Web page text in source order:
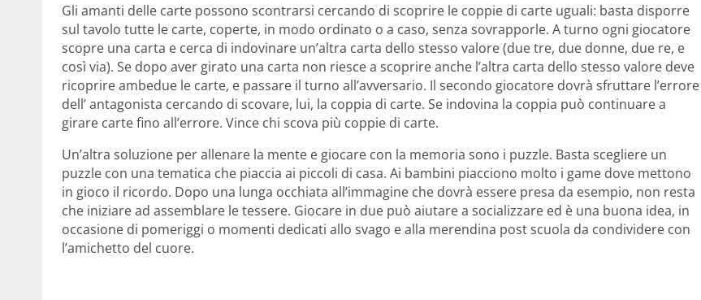
Gli amanti delle carte possono scontrarsi cercando di scoprire le coppie di carte uguali: basta disporre
sul tavolo tutte le carte, coperte, in modo ordinato o a caso, senza sovrapporle. A turno ogni giocatore
scopre una carta e cerca di indovinare un’altra carta dello stesso valore (due tre, due donne, due re, e
così via). Se dopo aver girato una carta non riesce a scoprire anche l’altra carta dello stesso valore deve
ricoprire ambedue le carte, e passare il turno all’avversario. Il secondo giocatore dovrà sfruttare l’errore
dell’ antagonista cercando di scovare, lui, la coppia di carte. Se indovina la coppia può continuare a
girare carte fino all’errore. Vince chi scova più coppie di carte.
Un’altra soluzione per allenare la mente e giocare con la memoria sono i puzzle. Basta scegliere un
puzzle con una tematica che piaccia ai piccoli di casa. Ai bambini piacciono molto i game dove mettono
in gioco il ricordo. Dopo una lunga occhiata all’immagine che dovrà essere presa da esempio, non resta
che iniziare ad assemblare le tessere. Giocare in due può aiutare a socializzare ed è una buona idea, in
occasione di pomeriggi o momenti dedicati allo svago e alla merendina post scuola da condividere con
l’amichetto del cuore.